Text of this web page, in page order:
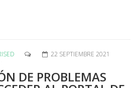
22 SEPTIEMBRE 2021
DE PROBLEMAS